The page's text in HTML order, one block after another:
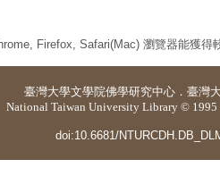
Firefox, Safari(Mac) 瀏覽器能獲得
臺灣大學文學院佛學研究中心 ． 臺灣
National Taiwan University Library © 1995
doi:10.6681/